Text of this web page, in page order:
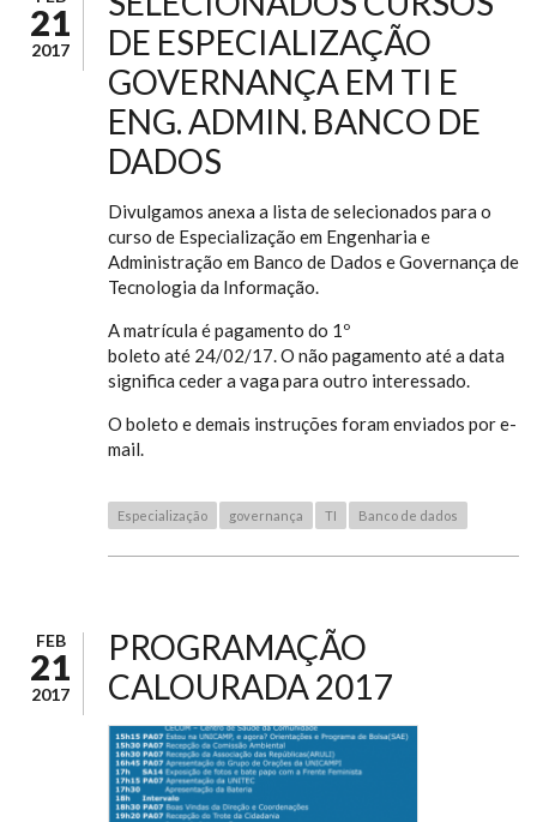
21
2017
DE ESPECIALIZAÇÃO
GOVERNANÇA EM TI E
ENG. ADMIN. BANCO DE
DADOS
Divulgamos anexa a lista de selecionados para o
curso de Especialização em Engenharia e
Administração em Banco de Dados e Governança de
Tecnologia da Informação.
A matrícula é pagamento do 1º
boleto até 24/02/17. O não pagamento até a data
significa ceder a vaga para outro interessado.
O boleto e demais instruções foram enviados por e-
mail.
Especialização governança TI Banco de dados
FEB
21
2017
PROGRAMAÇÃO
CALOURADA 2017